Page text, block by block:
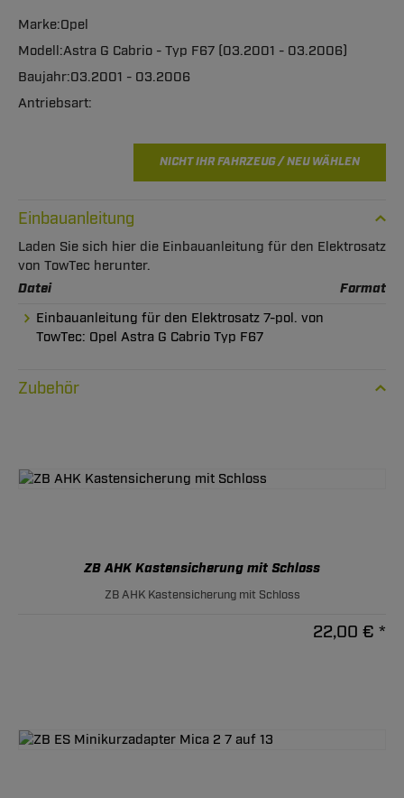
Opel
Astra G Cabrio - Typ F67 (03.2001 - 03.2006)
03.2001 - 03.2006
NICHT IHR FAHRZEUG / NEU WÄHLEN
Einbauanleitung
Laden Sie sich hier die Einbauanleitung für den Elektrosatz
von TowTec herunter.
Datei Format
Einbauanleitung für den Elektrosatz 7-pol. von
TowTec: Opel Astra G Cabrio Typ F67
Zubehör
ZB AHK Kastensicherung mit Schloss
ZB AHK Kastensicherung mit Schloss
22,00 € *